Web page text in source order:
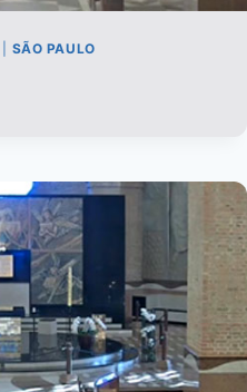
SÃO PAULO